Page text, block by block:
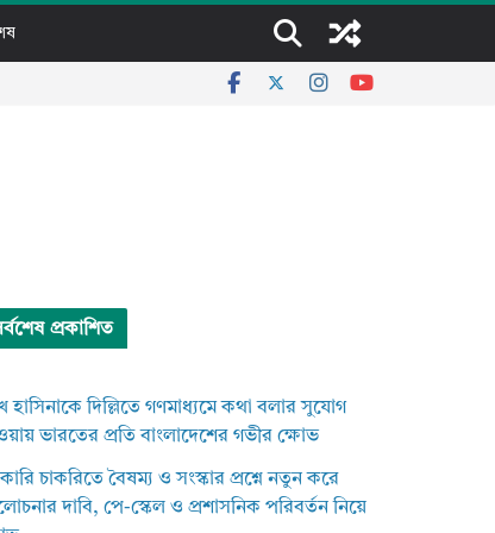
প্রকাশিত
হাসিনাকে দিল্লিতে গণমাধ্যমে কথা বলার সুযোগ
ভারতের প্রতি বাংলাদেশের গভীর ক্ষোভ
চাকরিতে বৈষম্য ও সংস্কার প্রশ্নে নতুন করে
দাবি, পে-স্কেল ও প্রশাসনিক পরিবর্তন নিয়ে